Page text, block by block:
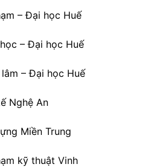
– Đại học Huế
– Đại học Huế
– Đại học Huế
Nghệ An
Miền Trung
kỹ thuật Vinh